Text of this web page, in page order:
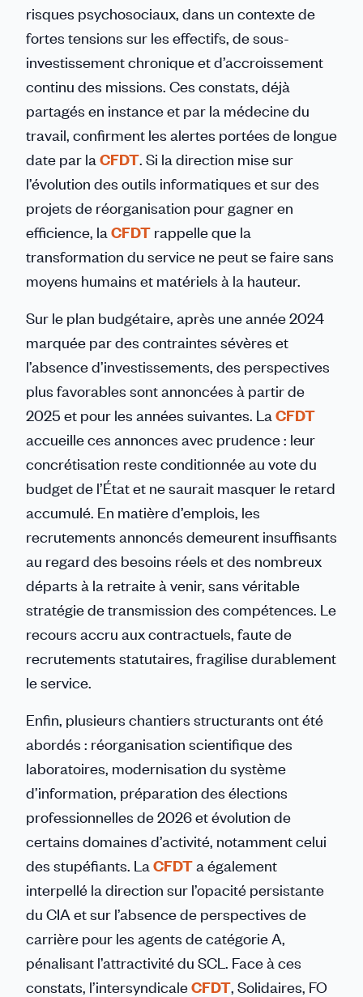
risques psychosociaux, dans un contexte de
fortes tensions sur les effectifs, de sous-
investissement chronique et d’accroissement
continu des missions. Ces constats, déjà
partagés en instance et par la médecine du
travail, confirment les alertes portées de longue
date par laCFDT. Si la direction mise sur
l’évolution des outils informatiques et sur des
projets de réorganisation pour gagner en
efficience, laCFDT rappelle que la
transformation du service ne peut se faire sans
moyens humains et matériels à la hauteur.
Sur le plan budgétaire, après une année 2024
marquée par des contraintes sévères et
l’absence d’investissements, des perspectives
plus favorables sont annoncées à partir de
2025 et pour les années suivantes. LaCFDT
accueille ces annonces avec prudence : leur
concrétisation reste conditionnée au vote du
budget de l’État et ne saurait masquer le retard
accumulé. En matière d’emplois, les
recrutements annoncés demeurent insuffisants
au regard des besoins réels et des nombreux
départs à la retraite à venir, sans véritable
stratégie de transmission des compétences. Le
recours accru aux contractuels, faute de
recrutements statutaires, fragilise durablement
le service.
Enfin, plusieurs chantiers structurants ont été
abordés : réorganisation scientifique des
laboratoires, modernisation du système
d’information, préparation des élections
professionnelles de 2026 et évolution de
certains domaines d’activité, notamment celui
des stupéfiants. LaCFDTa également
interpellé la direction sur l’opacité persistante
du CIA et sur l’absence de perspectives de
carrière pour les agents de catégorie A,
pénalisant l’attractivité du SCL. Face à ces
constats, l’intersyndicaleCFDT, Solidaires, FO